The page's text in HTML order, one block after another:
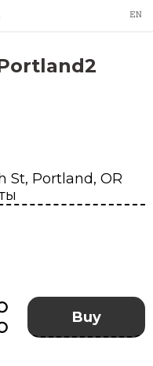
St, Portland, OR
Buy